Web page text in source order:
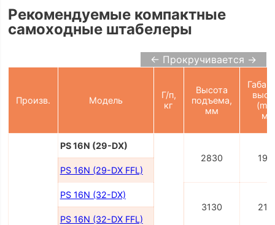
Рекомендуемые компактные
самоходные штабелеры
← Прокручивается →
Произв. Модель
Г/п,
кг
Высота
подъема,
мм
мм
PS 16N (29-DX)
2830
PS 16N (29-DX FFL)
PS 16N (32-DX)
3130
PS 16N (32-DX FFL)